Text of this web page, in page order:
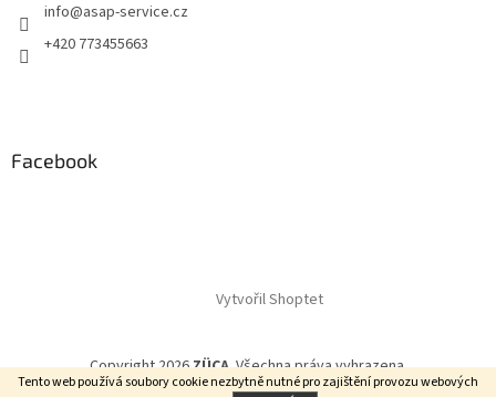
Tento web používá soubory cookienezbytně nutné pro zajištění provozu webových
info@asap-service.cz
+420 773455663
Facebook
Vytvořil Shoptet
Copyright 2026ZÜCA. Všechna práva vyhrazena.